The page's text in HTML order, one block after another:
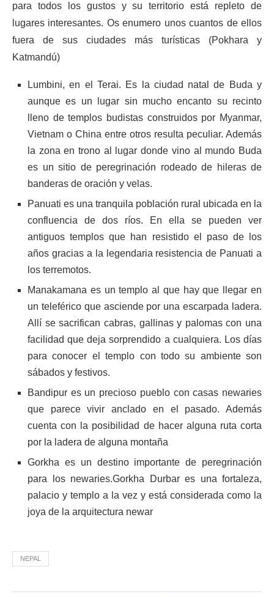
para todos los gustos y su territorio está repleto de
lugares interesantes. Os enumero unos cuantos de ellos
fuera de sus ciudades más turísticas (Pokhara y
Katmandú)
Lumbini, en el Terai. Es la ciudad natal de Buda y
aunque es un lugar sin mucho encanto su recinto
lleno de templos budistas construidos por Myanmar,
Vietnam o China entre otros resulta peculiar. Además
la zona en trono al lugar donde vino al mundo Buda
es un sitio de peregrinación rodeado de hileras de
banderas de oración y velas.
Panuati es una tranquila población rural ubicada en la
confluencia de dos ríos. En ella se pueden ver
antiguos templos que han resistido el paso de los
años gracias a la legendaria resistencia de Panuati a
los terremotos.
Manakamana es un templo al que hay que llegar en
un teleférico que asciende por una escarpada ladera.
Allí se sacrifican cabras, gallinas y palomas con una
facilidad que deja sorprendido a cualquiera. Los días
para conocer el templo con todo su ambiente son
sábados y festivos.
Bandipur es un precioso pueblo con casas newaries
que parece vivir anclado en el pasado. Además
cuenta con la posibilidad de hacer alguna ruta corta
por la ladera de alguna montaña
Gorkha es un destino importante de peregrinación
para los newaries.Gorkha Durbar es una fortaleza,
palacio y templo a la vez y está considerada como la
joya de la arquitectura newar
NEPAL